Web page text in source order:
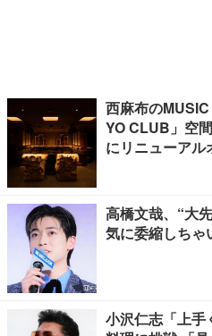
西麻布の
YO CLUB」空
にリニューアル
高橋文哉、“大
気に委縮しちゃ
小沢仁志「上手